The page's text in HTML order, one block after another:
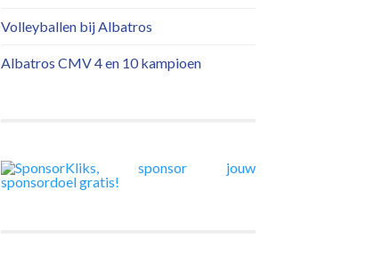
Volleyballen bij Albatros
Albatros CMV 4 en 10 kampioen